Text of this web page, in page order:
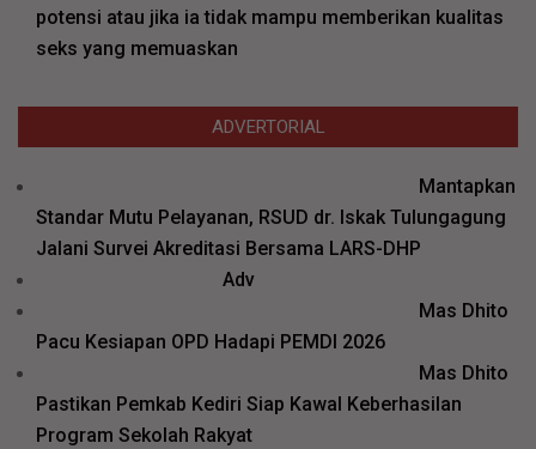
potensi atau jika ia tidak mampu memberikan kualitas
seks yang memuaskan
ADVERTORIAL
Mantapkan
Standar Mutu Pelayanan, RSUD dr. Iskak Tulungagung
Jalani Survei Akreditasi Bersama LARS-DHP
Adv
Mas Dhito
Pacu Kesiapan OPD Hadapi PEMDI 2026
Mas Dhito
Pastikan Pemkab Kediri Siap Kawal Keberhasilan
Program Sekolah Rakyat